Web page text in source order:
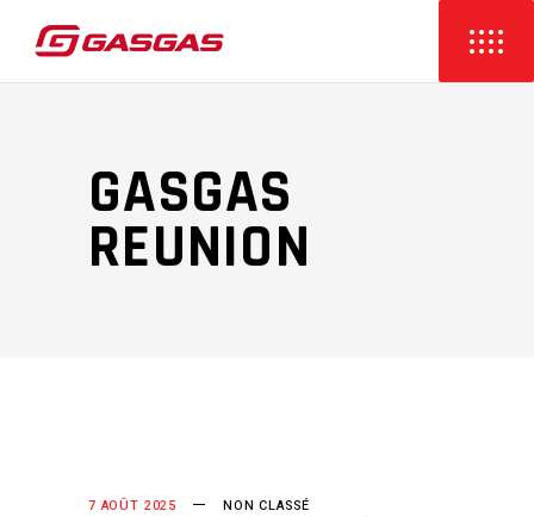
GASGAS
REUNION
7 AOÛT 2025 NON CLASSÉ